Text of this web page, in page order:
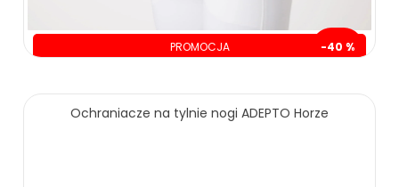
PROMOCJA -40 %
139.00 zł 229.00 zł
Ochraniacze na tylnie nogi ADEPTO Horze